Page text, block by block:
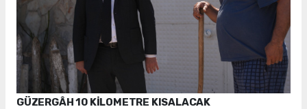
GÜZERGÂH 10 KİLOMETRE KISALACAK